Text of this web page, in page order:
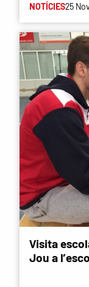
NOTÍCIES25
Visita
Jou a